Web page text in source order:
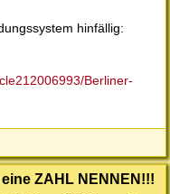
hinfällig:
Berliner-
ZAHL NENNEN!!!